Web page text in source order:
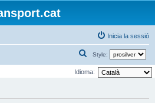
Inicia la sessió
Style:
e
Idioma: